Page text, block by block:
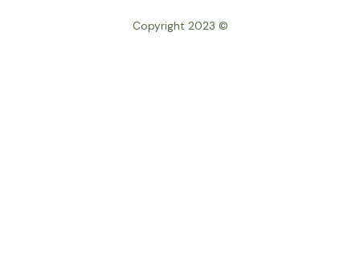
© Copyright 2023